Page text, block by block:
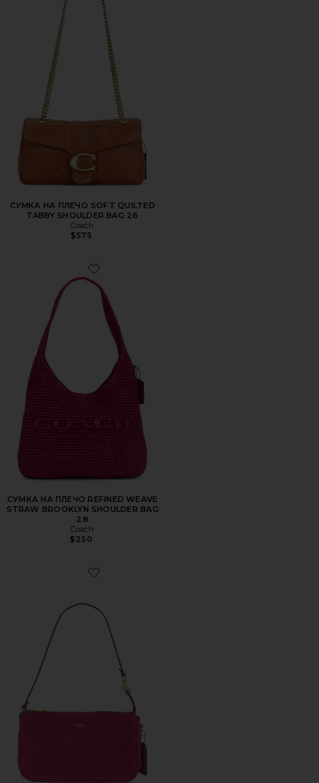
СУМКА НА ПЛЕЧО SOFT QUILTED
TABBY SHOULDER BAG 26
Coach
$575
Favorite СУМКА НА ПЛЕЧО REFINED WEAVE STRAW
СУМКА НА ПЛЕЧО REFINED WEAVE
STRAW BROOKLYN SHOULDER BAG
28
Coach
$250
Favorite СУМКА НА ПЛЕЧО SUEDE PLAZA BAG